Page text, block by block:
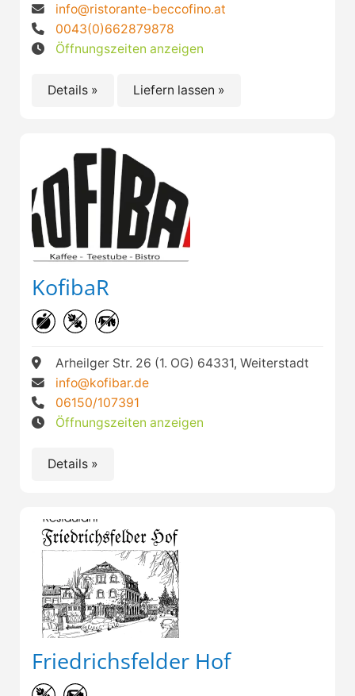
info@ristorante-beccofino.at
0043(0)662879878
Öffnungszeiten anzeigen
Details » Liefern lassen »
KofibaR
Arheilger Str. 26 (1. OG) 64331, Weiterstadt
info@kofibar.de
06150/107391
Öffnungszeiten anzeigen
Details »
Friedrichsfelder Hof